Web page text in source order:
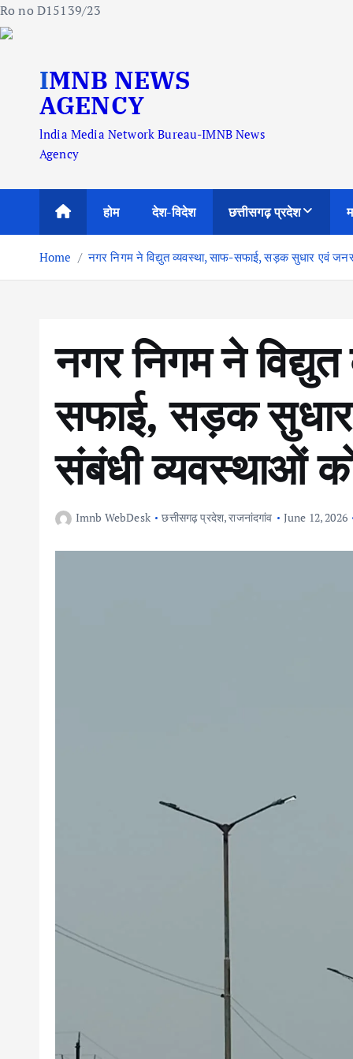
Ro no D15139/23
IMNB NEWS
AGENCY
lndia Media Network Bureau-IMNB News
Agency
होम देश-विदेश छत्तीसगढ़ प्रदेश
Home नगर निगम ने विद्युत व्यवस्था, साफ-सफाई, सड़क सुधार एवं
नगर निगम ने
सफाई, सड़क
संबंधी व्यवस्थाओं
Imnb WebDesk छत्तीसगढ़ प्रदेश,राजनांदगांव June 12, 2026